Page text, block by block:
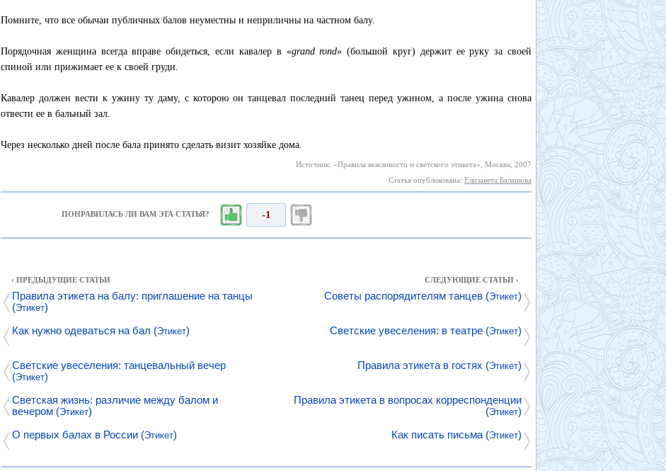
Помните, что все обычаи публичных балов неуместны и неприличны на частном балу.
Порядочная женщина всегда вправе обидеться, если кавалер в «grand rond» (большой круг) держит ее руку за своей
спиной или прижимает ее к своей груди.
Кавалер должен вести к ужину ту даму, с которою он танцевал последний танец перед ужином, а после ужина снова
отвести ее в бальный зал.
Через несколько дней после бала принято сделать визит хозяйке дома.
Источник: «Правила вежливости и светского этикета», Москва, 2007
Статья опубликована: Елизавета Балашова
ПОНРАВИЛАСЬ ЛИ ВАМ ЭТА СТАТЬЯ? -1
‹ ПРЕДЫДУЩИЕ СТАТЬИ
Правила этикета на балу: приглашение на танцы
(Этикет)
Как нужно одеваться на бал (Этикет)
Светские увеселения: танцевальный вечер
(Этикет)
Светская жизнь: различие между балом и
вечером (Этикет)
О первых балах в России (Этикет)
СЛЕДУЮЩИЕ СТАТЬИ ›
Советы распорядителям танцев (Этикет)
Светские увеселения: в театре (Этикет)
Правила этикета в гостях (Этикет)
Правила этикета в вопросах корреспонденции
(Этикет)
Как писать письма (Этикет)